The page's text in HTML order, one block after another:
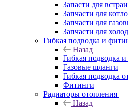
Запасти для
Запчасти для
Запчасти для
Запчасти для
Гибкая подводка и
Назад
Гибкая подводка
Газовые шланги
Гибкая подводка
Фитинги
Радиаторы отопления
Назад